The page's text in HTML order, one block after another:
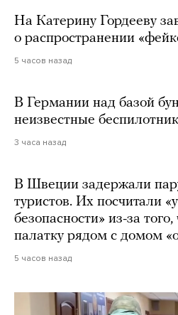
На Катерину Гордееву
о распространении
5 часов назад
В Германии над базой
неизвестные
3 часа назад
В Швеции задержали
туристов. Их посчитали
безопасности» из-за
палатку рядом с домом
5 часов назад